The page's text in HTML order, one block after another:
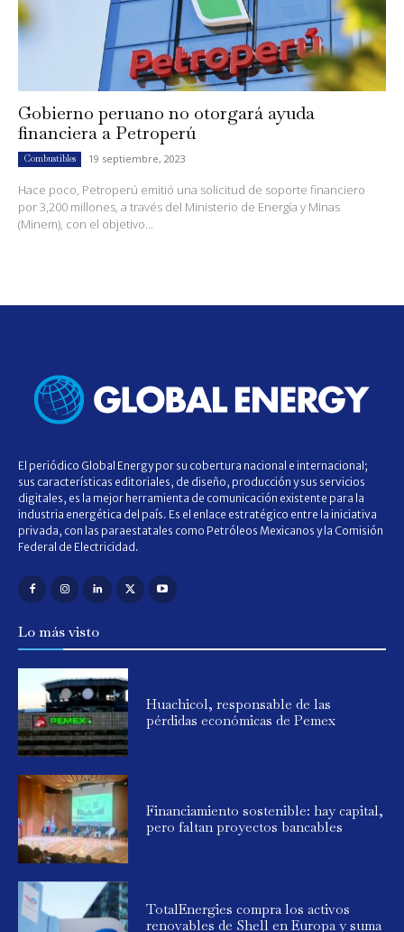
Gobierno peruano no otorgará ayuda
financiera a Petroperú
Combustibles 19 septiembre, 2023
Hace poco, Petroperú emitió una solicitud de soporte financiero
por 3,200 millones, a través del Ministerio de Energía y Minas
(Minem), con el objetivo...
El periódico Global Energy por su cobertura nacional e internacional;
sus características editoriales, de diseño, producción y sus servicios
digitales, es la mejor herramienta de comunicación existente para la
industria energética del país. Es el enlace estratégico entre la iniciativa
privada, con las paraestatales como Petróleos Mexicanos y la Comisión
Federal de Electricidad.
Lo más visto
Huachicol, responsable de las
pérdidas económicas de Pemex
Financiamiento sostenible: hay capital,
pero faltan proyectos bancables
TotalEnergies compra los activos
renovables de Shell en Europa y suma